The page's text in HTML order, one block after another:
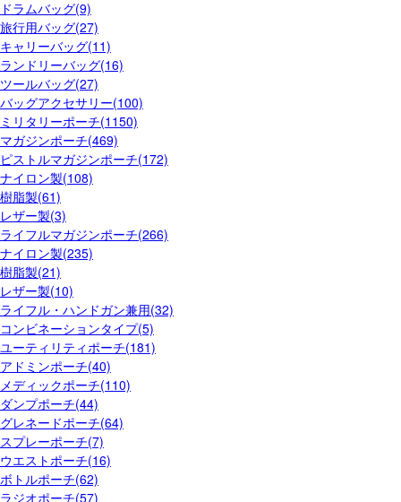
ドラムバッグ(9)
旅行用バッグ(27)
キャリーバッグ(11)
ランドリーバッグ(16)
ツールバッグ(27)
バッグアクセサリー(100)
ミリタリーポーチ(1150)
マガジンポーチ(469)
ピストルマガジンポーチ(172)
ナイロン製(108)
樹脂製(61)
レザー製(3)
ライフルマガジンポーチ(266)
ナイロン製(235)
樹脂製(21)
レザー製(10)
ライフル・ハンドガン兼用(32)
コンビネーションタイプ(5)
ユーティリティポーチ(181)
アドミンポーチ(40)
メディックポーチ(110)
ダンプポーチ(44)
グレネードポーチ(64)
スプレーポーチ(7)
ウエストポーチ(16)
ボトルポーチ(62)
ラジオポーチ(57)